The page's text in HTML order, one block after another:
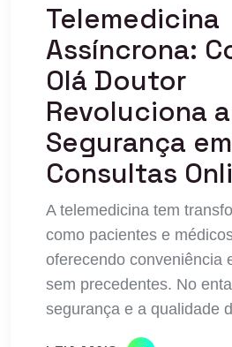
Telemedicina
Assíncrona:
Olá Doutor
Revoluciona a
Segurança em
Consultas
A telemedicina tem
como pacientes e
oferecendo conveniência
sem precedentes. No
segurança e a qualidade